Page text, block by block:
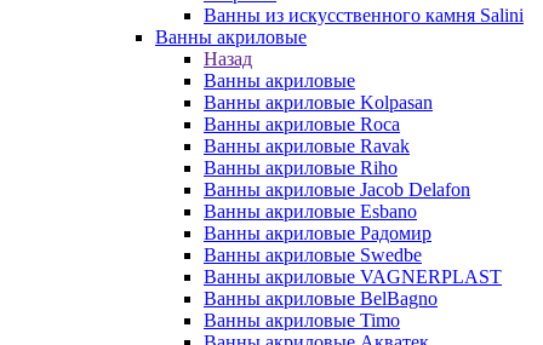
Ванны из искусственного камня Salini
Ванны акриловые
Назад
Ванны акриловые
Ванны акриловые Kolpasan
Ванны акриловые Roca
Ванны акриловые Ravak
Ванны акриловые Riho
Ванны акриловые Jacob Delafon
Ванны акриловые Esbano
Ванны акриловые Радомир
Ванны акриловые Swedbe
Ванны акриловые VAGNERPLAST
Ванны акриловые BelBagno
Ванны акриловые Timo